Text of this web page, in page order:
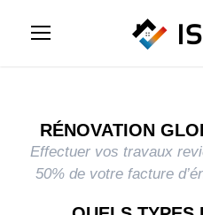
RÉNOVATION
Effectuer vos travaux
50% de votre facture